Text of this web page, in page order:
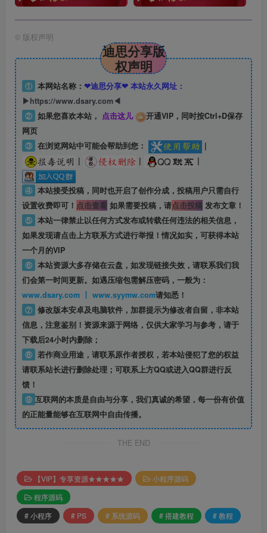
© 版权声明
迪思分享版
权声明
① 本网站名称： ❤迪思分享❤ 本站永久网址：
▶https://www.dsary.com◀
② 如果您喜欢本站， 点击这儿
开通VIP，同时按Ctrl+D保存
网页
③ 在浏览网站中可能会帮助到您：
|
|
| |
④ 本站接受投稿，同时也开启了创作分成，投稿用户只需自行
设置收费即可！ 点击查看如果需要投稿，请点击投稿发布文章！
⑤ 本站一律禁止以任何方式发布或转载任何违法的相关信息，
如果发现请点击上方联系方式进行举报！情况如实，可获得本站
一个月的VIP
⑥ 本站资源大多存储在云盘，如发现链接失效，请联系我们我
们会第一时间更新。如遇压缩包需解压密码，一般为：
www.dsary.com 丨 www.syymw.com请知悉！
⑦ 修改版本安卓及电脑软件，加群提示为修改者自留， 非本站
信息，注意鉴别！资源来源于网络，仅供大家学习与参考，请于
下载后24小时内删除；
⑧ 若作商业用途，请联系原作者授权，若本站侵犯了您的权益
请联系站长进行删除处理；可联系上方QQ或进入QQ群进行反
馈！
⑨ 互联网的本质是自由与分享，我们真诚的希望，每一份有价值
的正能量能够在互联网中自由传播。
THE END
【VIP】专享资源★★★★★
小程序源码
程序源码
# 小程序
# PS # 系统源码 # 搭建教程 # 教程